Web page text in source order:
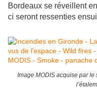
Bordeaux se réveillent
ci seront ressenties
Image MODIS acquise par